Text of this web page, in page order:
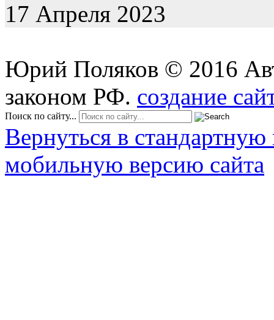
17 Апреля 2023
Юрий Поляков © 2016
законом РФ. создание
Поиск по сайту...
Вернуться в стандартную
мобильную версию сайта